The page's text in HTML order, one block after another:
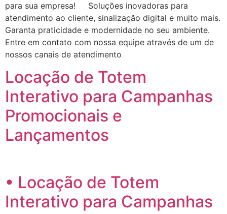
para sua empresa! Soluções inovadoras para
atendimento ao cliente, sinalização digital e muito mais.
Garanta praticidade e modernidade no seu ambiente.
Entre em contato com nossa equipe através de um de
nossos canais de atendimento
Locação de Totem
Interativo para Campanhas
Promocionais e
Lançamentos
• Locação de Totem
Interativo para Campanhas